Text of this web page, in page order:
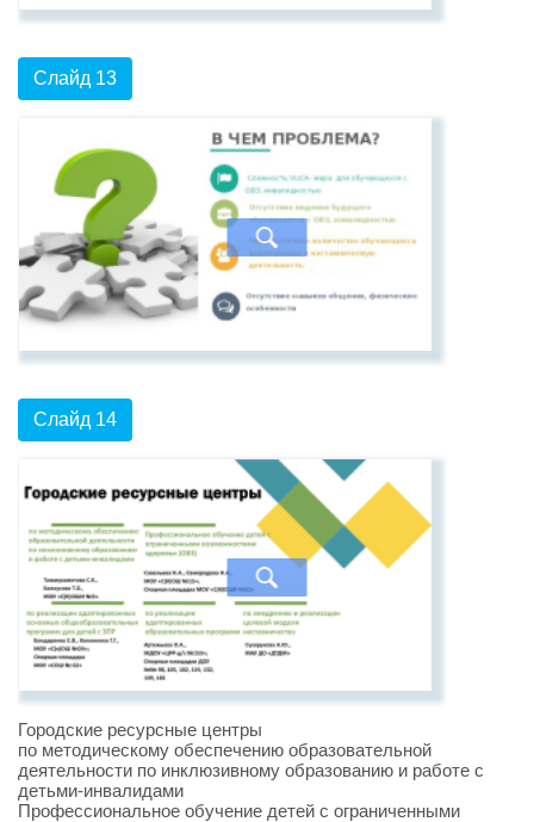
Слайд 13
Слайд 14
Городские ресурсные центры
по методическому обеспечению образовательной
деятельности по инклюзивному образованию и работе с
детьми-инвалидами
Профессиональное обучение детей с ограниченными